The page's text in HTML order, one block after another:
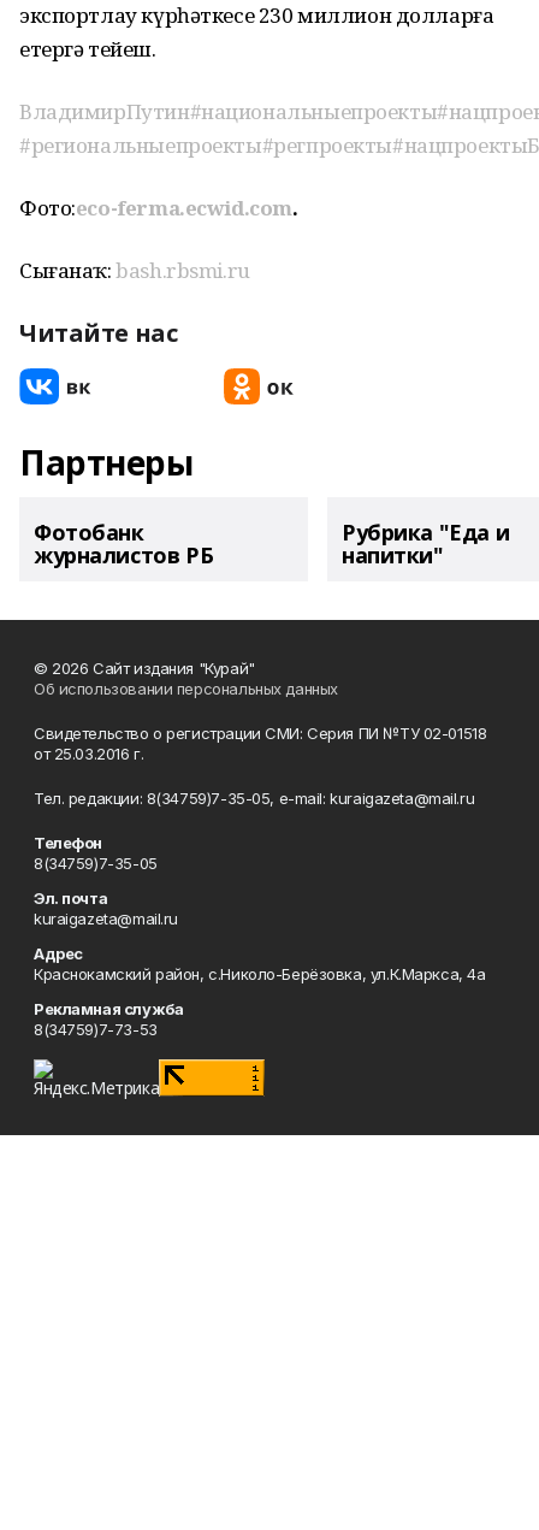
экспортлау күрһәткесе 230 миллион долларға
етергә тейеш.
ВладимирПутин#национальныепроекты
#региональныепроекты#регпроекты
Фото:eco-ferma.ecwid.com.
Сығанаҡ:bash.rbsmi.ru
Читайте нас
Партнеры
Фотобанк
журналистов РБ
Рубрика "Еда и
напитки"
© 2026 Сайт издания "Курай"
Об использовании персональных данных
Свидетельство о регистрации СМИ: Серия ПИ №ТУ 02-01518
от 25.03.2016 г.
Тел. редакции: 8(34759)7-35-05, e-mail: kuraigazeta@mail.ru
Телефон
8(34759)7-35-05
Эл. почта
kuraigazeta@mail.ru
Адрес
Краснокамский район, с.Николо-Берёзовка, ул.К.Маркса, 4а
Рекламная служба
8(34759)7-73-53